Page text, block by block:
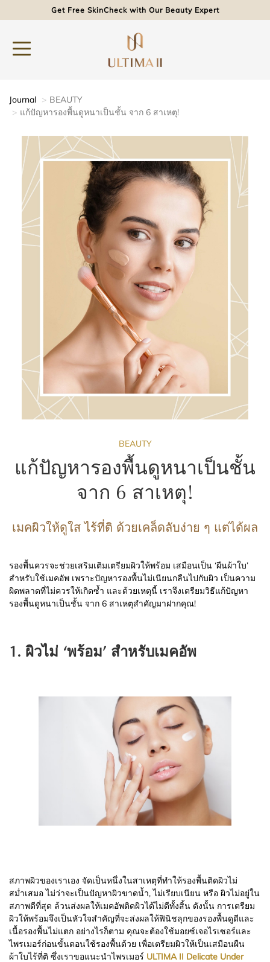
Get Free SkinCheck with Our Beauty Expert
Journal
BEAUTY
แก้ปัญหารองพื้นดูหนาเป็นชั้น จาก 6 สาเหตุ!
BEAUTY
แก้ปัญหารองพื้นดูหนาเป็นชั้น
จาก 6 สาเหตุ!
เมคผิวให้ดูใส ไร้ที่ติ ด้วยเคล็ดลับง่าย ๆ แต่ได้ผล
รองพื้นควรจะช่วยเสริมเติมเตรียมผิวให้พร้อม เสมือนเป็น ‘ผืนผ้าใบ’
สำหรับใช้เมคอัพ เพราะปัญหารองพื้นไม่เนียนกลืนไปกับผิว เป็นความ
ผิดพลาดที่ไม่ควรให้เกิดซ้ำ และด้วยเหตุนี้ เราจึงเตรียมวิธีแก้ปัญหา
รองพื้นดูหนาเป็นชั้น จาก 6 สาเหตุสำคัญมาฝากคุณ!
1. ผิวไม่ ‘พร้อม’ สำหรับเมคอัพ
สภาพผิวของเราเอง จัดเป็นหนึ่งในสาเหตุที่ทำให้รองพื้นติดผิวไม่
สม่ำเสมอ ไม่ว่าจะเป็นปัญหาผิวขาดน้ำ, ไม่เรียบเนียน หรือ ผิวไม่อยู่ใน
สภาพดีที่สุด ล้วนส่งผลให้เมคอัพติดผิวได้ไม่ดีทั้งสิ้น ดังนั้น การเตรียม
ผิวให้พร้อมจึงเป็นหัวใจสำคัญที่จะส่งผลให้ฟินิชลุกของรองพื้นดูดีและ
เนื้อรองพื้นไม่แตก อย่างไรก็ตาม คุณจะต้องใช้มอยซ์เจอไรเซอร์และ
ไพรเมอร์ก่อนขั้นตอนใช้รองพื้นด้วย เพื่อเตรียมผิวให้เป็นเสมือนผืน
ผ้าใบไร้ที่ติ ซึ่งเราขอแนะนำไพรเมอร์ ULTIMA II Delicate Under